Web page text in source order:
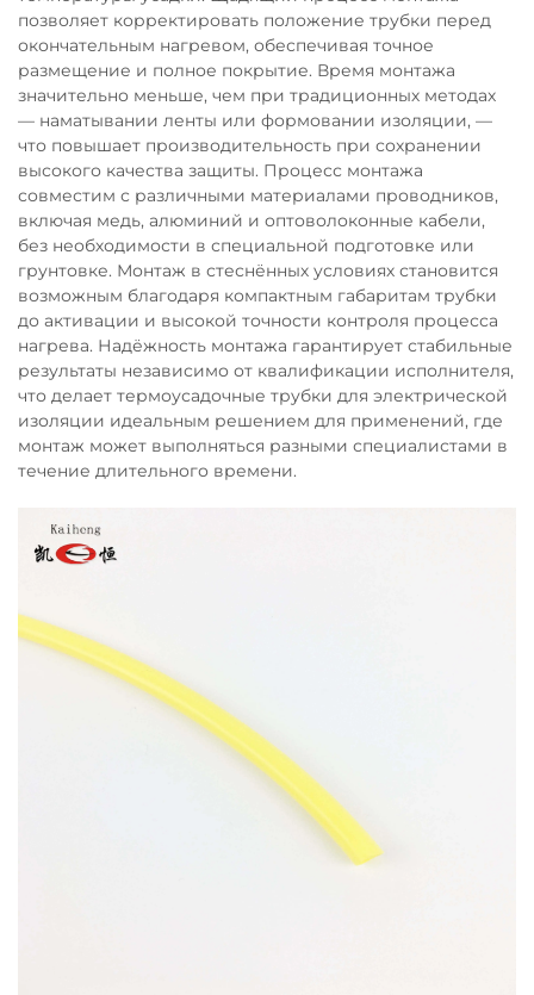
позволяет корректировать положение трубки перед
окончательным нагревом, обеспечивая точное
размещение и полное покрытие. Время монтажа
значительно меньше, чем при традиционных методах
— наматывании ленты или формовании изоляции, —
что повышает производительность при сохранении
высокого качества защиты. Процесс монтажа
совместим с различными материалами проводников,
включая медь, алюминий и оптоволоконные кабели,
без необходимости в специальной подготовке или
грунтовке. Монтаж в стеснённых условиях становится
возможным благодаря компактным габаритам трубки
до активации и высокой точности контроля процесса
нагрева. Надёжность монтажа гарантирует стабильные
результаты независимо от квалификации исполнителя,
что делает термоусадочные трубки для электрической
изоляции идеальным решением для применений, где
монтаж может выполняться разными специалистами в
течение длительного времени.